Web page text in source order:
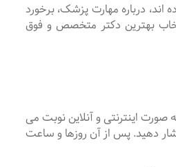
درباره مهارت پزشک، برخورد
بهترین دکتر متخصص و فوق
اینترنتی و آنلاین نوبت می
دهید. پس از آن روزها و ساعت